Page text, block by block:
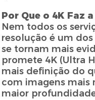
Por Que o 4K Faz
Nem todos os
resolução é um
se tornam mais
promete 4K (Ultra
mais definição do
com imagens mais
maior